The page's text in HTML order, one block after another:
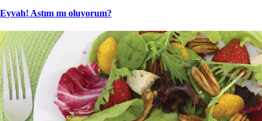
Eyvah! Astım mı oluyorum?